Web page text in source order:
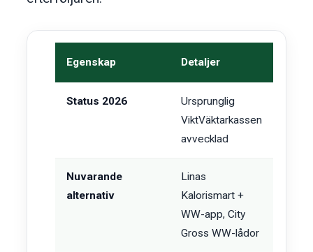
Egenskap Detaljer
Status 2026
Ursprunglig
ViktVäktarkassen
avvecklad
Nuvarande
alternativ
Linas
Kalorismart +
WW-app, City
Gross WW-lådor